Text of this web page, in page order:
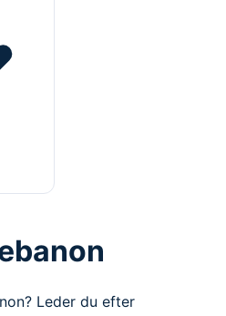
Leder du efter